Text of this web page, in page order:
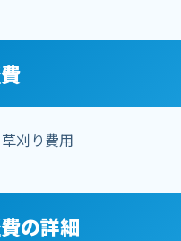
刈り費用
の詳細